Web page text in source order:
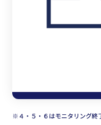
※４・５・６はモニタリング終